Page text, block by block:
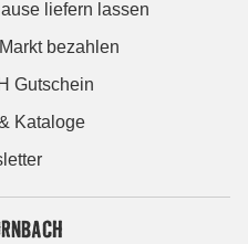
liefern lassen
bezahlen
Gutschein
Kataloge